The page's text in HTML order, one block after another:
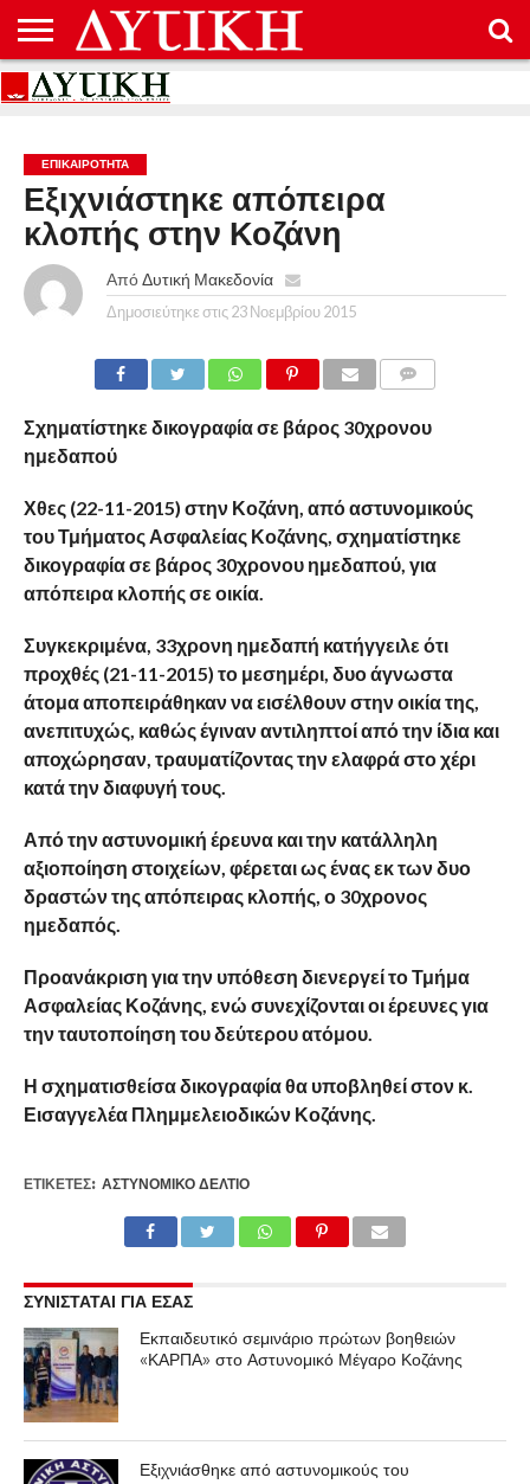
ΑΡΧΙΚΉ
ΕΠΙΚΟΙΝΩΝΊΑ
ΌΡΟΙ
ΠΡΟΣΤΑΣΊΑ
ΕΠΙΚΑΙΡΟΤΗΤΑ
Εξιχνιάστηκε απόπειρα
κλοπής στην Κοζάνη
Από Δυτική Μακεδονία
Δημοσιεύτηκε στις 23 Νοεμβρίου 2015
Σχηματίστηκε δικογραφία σε βάρος 30χρονου
ημεδαπού
Χθες (22-11-2015) στην Κοζάνη, από αστυνομικούς
του Τμήματος Ασφαλείας Κοζάνης, σχηματίστηκε
δικογραφία σε βάρος 30χρονου ημεδαπού, για
απόπειρα κλοπής σε οικία.
Συγκεκριμένα, 33χρονη ημεδαπή κατήγγειλε ότι
προχθές (21-11-2015) το μεσημέρι, δυο άγνωστα
άτομα αποπειράθηκαν να εισέλθουν στην οικία της,
ανεπιτυχώς, καθώς έγιναν αντιληπτοί από την ίδια και
αποχώρησαν, τραυματίζοντας την ελαφρά στο χέρι
κατά την διαφυγή τους.
Από την αστυνομική έρευνα και την κατάλληλη
αξιοποίηση στοιχείων, φέρεται ως ένας εκ των δυο
δραστών της απόπειρας κλοπής, ο 30χρονος
ημεδαπός.
Προανάκριση για την υπόθεση διενεργεί το Τμήμα
Ασφαλείας Κοζάνης, ενώ συνεχίζονται οι έρευνες για
την ταυτοποίηση του δεύτερου ατόμου.
Η σχηματισθείσα δικογραφία θα υποβληθεί στον κ.
Εισαγγελέα Πλημμελειοδικών Κοζάνης.
ΕΤΙΚΕΤΕΣ: ΑΣΤΥΝΟΜΙΚΌ ΔΕΛΤΊΟ
ΣΥΝΙΣΤΑΤΑΙ ΓΙΑ ΕΣΑΣ
Εκπαιδευτικό σεμινάριο πρώτων βοηθειών
«ΚΑΡΠΑ» στο Αστυνομικό Μέγαρο Κοζάνης
Εξιχνιάσθηκε από αστυνομικούς του